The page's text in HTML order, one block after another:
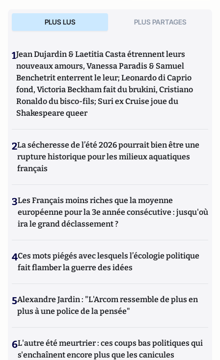
PLUS LUS PLUS PARTAGES
1Jean Dujardin & Laetitia Casta étrennent leurs
nouveaux amours, Vanessa Paradis & Samuel
Benchetrit enterrent le leur; Leonardo di Caprio
fond, Victoria Beckham fait du brukini, Cristiano
Ronaldo du bisco-fils; Suri ex Cruise joue du
Shakespeare queer
2La sécheresse de l’été 2026 pourrait bien être une
rupture historique pour les milieux aquatiques
français
3Les Français moins riches que la moyenne
européenne pour la 3e année consécutive : jusqu'où
ira le grand déclassement ?
4Ces mots piégés avec lesquels l’écologie politique
fait flamber la guerre des idées
5Alexandre Jardin : "L'Arcom ressemble de plus en
plus à une police de la pensée"
6L'autre été meurtrier : ces coups bas politiques qui
s'enchaînent encore plus que les canicules